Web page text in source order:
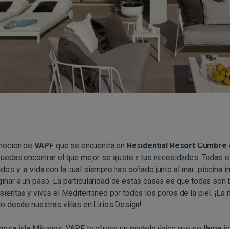
de VAPF que se encuentra en Residential Resort Cumbre
encontrar el que mejor se ajuste a tus necesidades. Todas
y la vida con la cual siempre has soñado junto al mar: piscina
a un paso. La particularidad de estas casas es que todas son
y vivas el Mediterráneo por todos los poros de la piel. ¡La
desde nuestras villas en Lirios Design!